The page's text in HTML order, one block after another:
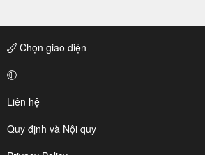
Chọn giao diện
Liên hệ
Quy định và Nội quy